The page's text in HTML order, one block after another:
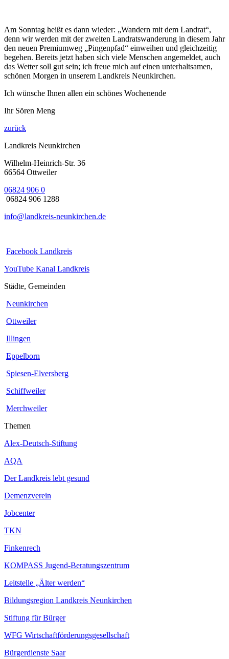
Am Sonntag heißt es dann wieder: „Wandern mit dem Landrat“,
denn wir werden mit der zweiten Landratswanderung in diesem Jahr
den neuen Premiumweg „Pingenpfad“ einweihen und gleichzeitig
begehen. Bereits jetzt haben sich viele Menschen angemeldet, auch
das Wetter soll gut sein; ich freue mich auf einen unterhaltsamen,
schönen Morgen in unserem Landkreis Neunkirchen.
Ich wünsche Ihnen allen ein schönes Wochenende
Ihr Sören Meng
zurück
Landkreis Neunkirchen
Wilhelm-Heinrich-Str. 36
66564 Ottweiler
06824 906 0
06824 906 1288
info@landkreis-neunkirchen.de
Facebook Landkreis
YouTube Kanal Landkreis
Städte, Gemeinden
Neunkirchen
Ottweiler
Illingen
Eppelborn
Spiesen-Elversberg
Schiffweiler
Merchweiler
Themen
Alex-Deutsch-Stiftung
AQA
Der Landkreis lebt gesund
Demenzverein
Jobcenter
TKN
Finkenrech
KOMPASS Jugend-Beratungszentrum
Leitstelle „Älter werden“
Bildungsregion Landkreis Neunkirchen
Stiftung für Bürger
WFG Wirtschaftförderungsgesellschaft
Bürgerdienste Saar